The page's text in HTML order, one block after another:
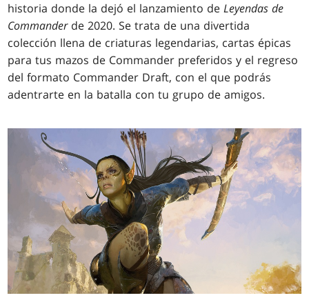
historia donde la dejó el lanzamiento deLeyendas de
Commanderde 2020. Se trata de una divertida
colección llena de criaturas legendarias, cartas épicas
para tus mazos de Commander preferidos y el regreso
del formato Commander Draft, con el que podrás
adentrarte en la batalla con tu grupo de amigos.